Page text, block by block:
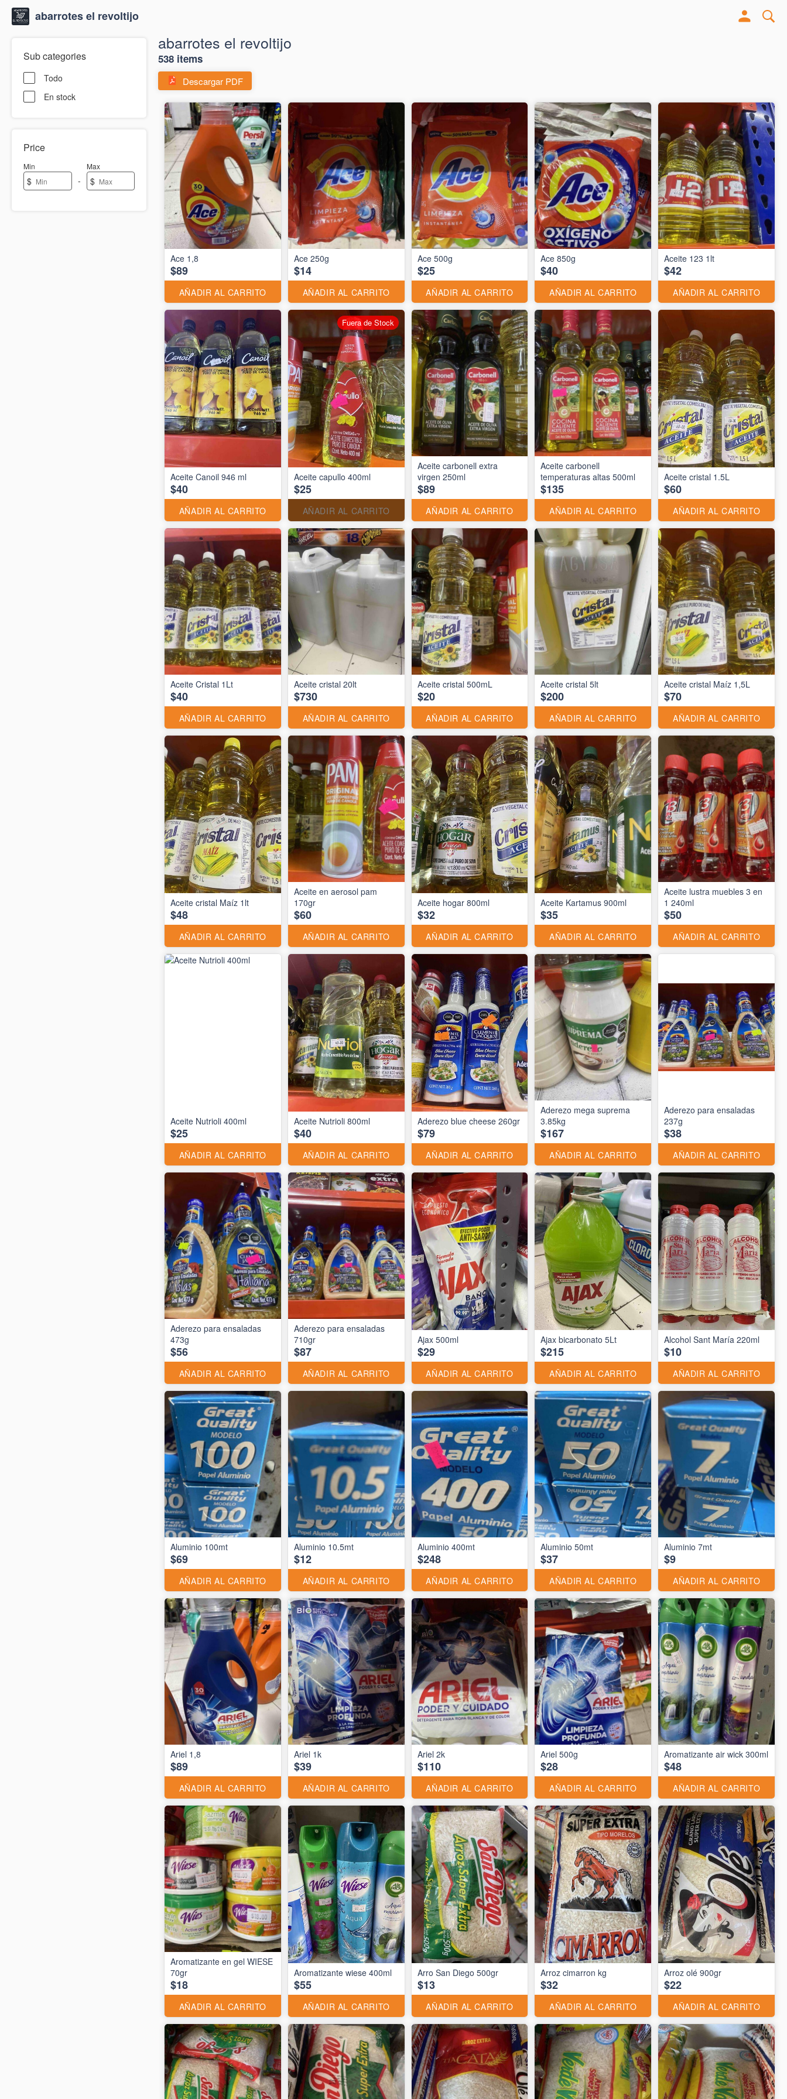
abarrotes el revoltijo
Sub categories
Todo
En stock
Price
Min
$ -
Max
$
abarrotes el revoltijo
538 items
Descargar PDF
Ace 1,8
$89
AÑADIR AL CARRITO
Ace 250g
$14
AÑADIR AL CARRITO
Ace 500g
$25
AÑADIR AL CARRITO
Ace 850g
$40
AÑADIR AL CARRITO
Aceite 123 1lt
$42
AÑADIR AL CARRITO
Aceite Canoil 946 ml
$40
AÑADIR AL CARRITO
Aceite capullo 400ml
$25
AÑADIR AL CARRITO
Fuera de Stock
Aceite carbonell extra
virgen 250ml
$89
AÑADIR AL CARRITO
Aceite carbonell
temperaturas altas 500ml
$135
AÑADIR AL CARRITO
Aceite cristal 1.5L
$60
AÑADIR AL CARRITO
Aceite Cristal 1Lt
$40
AÑADIR AL CARRITO
Aceite cristal 20lt
$730
AÑADIR AL CARRITO
Aceite cristal 500mL
$20
AÑADIR AL CARRITO
Aceite cristal 5lt
$200
AÑADIR AL CARRITO
Aceite cristal Maíz 1,5L
$70
AÑADIR AL CARRITO
Aceite cristal Maíz 1lt
$48
AÑADIR AL CARRITO
Aceite en aerosol pam
170gr
$60
AÑADIR AL CARRITO
Aceite hogar 800ml
$32
AÑADIR AL CARRITO
Aceite Kartamus 900ml
$35
AÑADIR AL CARRITO
Aceite lustra muebles 3 en
1 240ml
$50
AÑADIR AL CARRITO
Aceite Nutrioli 400ml
$25
AÑADIR AL CARRITO
Aceite Nutrioli 800ml
$40
AÑADIR AL CARRITO
Aderezo blue cheese 260gr
$79
AÑADIR AL CARRITO
Aderezo mega suprema
3.85kg
$167
AÑADIR AL CARRITO
Aderezo para ensaladas
237g
$38
AÑADIR AL CARRITO
Aderezo para ensaladas
473g
$56
AÑADIR AL CARRITO
Aderezo para ensaladas
710gr
$87
AÑADIR AL CARRITO
Ajax 500ml
$29
AÑADIR AL CARRITO
Ajax bicarbonato 5Lt
$215
AÑADIR AL CARRITO
Alcohol Sant María 220ml
$10
AÑADIR AL CARRITO
$69
AÑADIR AL CARRITO
Aluminio 10.5mt
$12
AÑADIR AL CARRITO
Aluminio 400mt
$248
AÑADIR AL CARRITO
Aluminio 50mt
$37
AÑADIR AL CARRITO
Aluminio 7mt
$9
AÑADIR AL CARRITO
Ariel 1,8
$89
AÑADIR AL CARRITO
Ariel 1k
$39
AÑADIR AL CARRITO
Ariel 2k
$110
AÑADIR AL CARRITO
Ariel 500g
$28
AÑADIR AL CARRITO
Aromatizante air wick 300ml
$48
AÑADIR AL CARRITO
Aromatizante en gel WIESE
70gr
$18
AÑADIR AL CARRITO
Aromatizante wiese 400ml
$55
AÑADIR AL CARRITO
Arro San Diego 500gr
$13
AÑADIR AL CARRITO
Arroz cimarron kg
$32
AÑADIR AL CARRITO
Arroz olé 900gr
$22
AÑADIR AL CARRITO